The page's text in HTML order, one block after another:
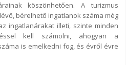
köszönhetően. A turizmus
bérelhető ingatlanok száma még
ingatlanárakat illeti, szinte minden
kell számolni, ahogyan a
is emelkedni fog, és évről évre